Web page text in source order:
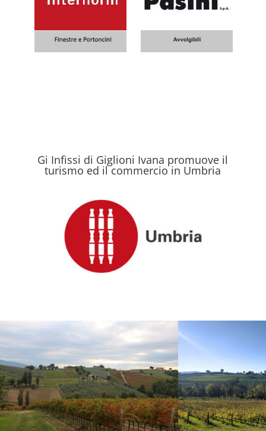
Gi Infissi di Giglioni Ivana promuove il
turismo ed il commercio in Umbria